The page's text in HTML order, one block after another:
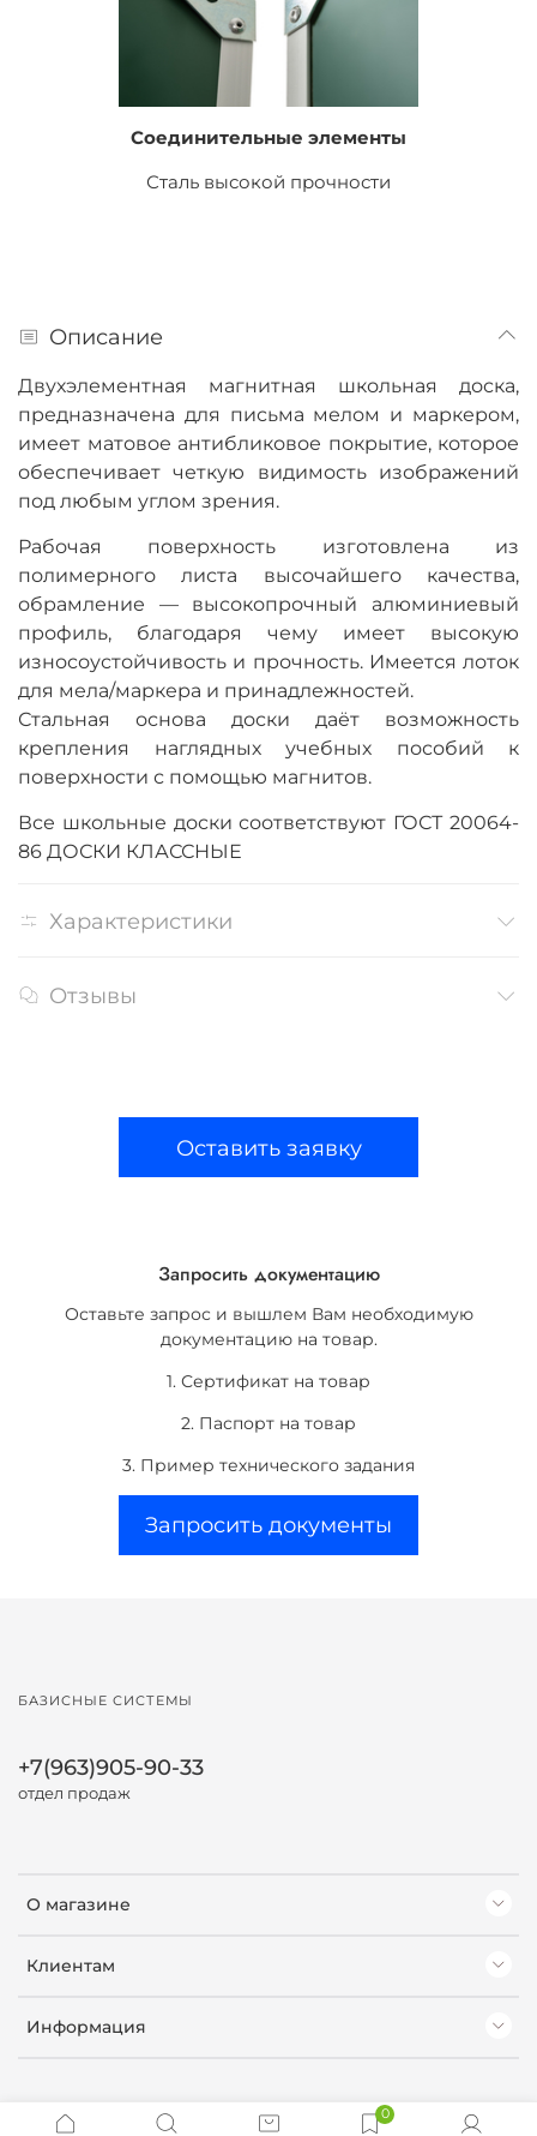
Соединительные элементы
Сталь высокой прочности
Описание
Двухэлементная магнитная школьная доска,
предназначена для письма мелом и маркером,
имеет матовое антибликовое покрытие, которое
обеспечивает четкую видимость изображений
под любым углом зрения.
Рабочая поверхность изготовлена из
полимерного листа высочайшего качества,
обрамление — высокопрочный алюминиевый
профиль, благодаря чему имеет высокую
износоустойчивость и прочность. Имеется лоток
для мела/маркера и принадлежностей.
Стальная основа доски даёт возможность
крепления наглядных учебных пособий к
поверхности с помощью магнитов.
Все школьные доски соответствуют ГОСТ 20064-
86 ДОСКИ КЛАССНЫЕ
Характеристики
Отзывы
Оставить заявку
Запросить документацию
Оставьте запрос и вышлем Вам необходимую
документацию на товар.
1. Сертификат на товар
2. Паспорт на товар
3. Пример технического задания
Запросить документы
О магазине
Клиентам
Информация
БАЗИСНЫЕ СИСТЕМЫ
+7(963)905-90-33
отдел продаж
0